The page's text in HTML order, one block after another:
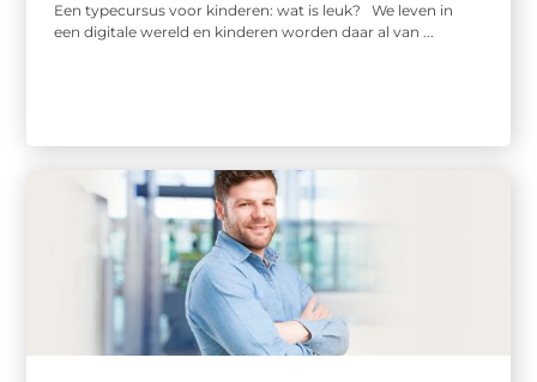
Een typecursus voor kinderen: wat is leuk? We leven in
een digitale wereld en kinderen worden daar al van ...